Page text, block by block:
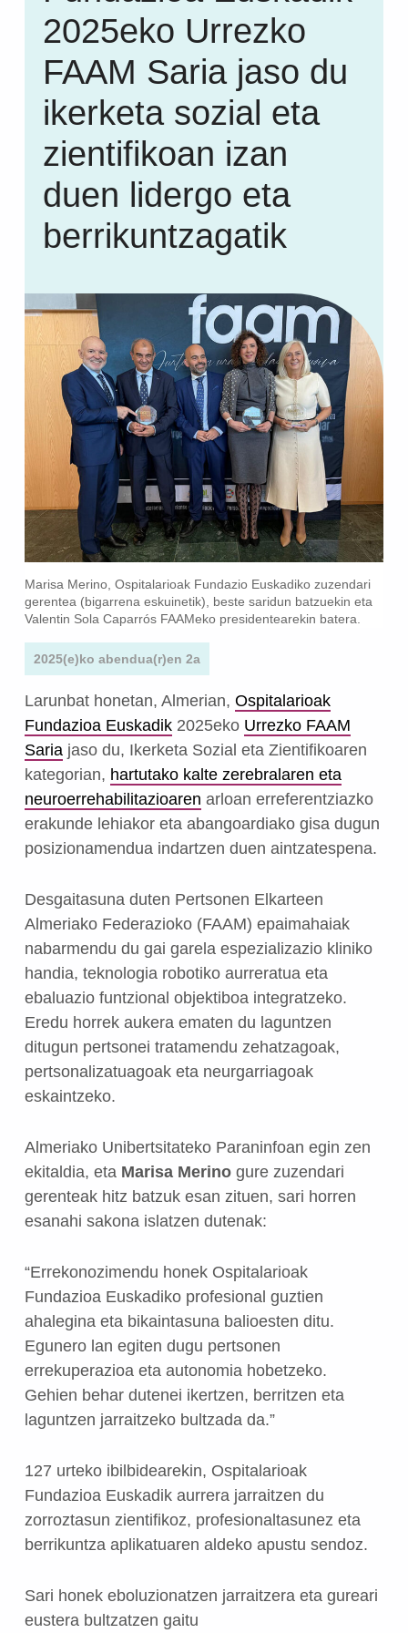
2025eko Urrezko
FAAM Saria jaso du
ikerketa sozial eta
zientifikoan izan
duen lidergo eta
berrikuntzagatik
Marisa Merino, Ospitalarioak Fundazio Euskadiko zuzendari
gerentea (bigarrena eskuinetik), beste saridun batzuekin eta
Valentin Sola Caparrós FAAMeko presidentearekin batera.
2025(e)ko abendua(r)en 2a
Larunbat honetan, Almerian, Ospitalarioak
Fundazioa Euskadik2025eko Urrezko FAAM
Sariajaso du, Ikerketa Sozial eta Zientifikoaren
kategorian, hartutako kalte zerebralaren eta
neuroerrehabilitazioaren arloan erreferentziazko
erakunde lehiakor eta abangoardiako gisa dugun
posizionamendua indartzen duen aintzatespena.
Desgaitasuna duten Pertsonen Elkarteen
Almeriako Federazioko (FAAM) epaimahaiak
nabarmendu du gai garela espezializazio kliniko
handia, teknologia robotiko aurreratua eta
ebaluazio funtzional objektiboa integratzeko.
Eredu horrek aukera ematen du laguntzen
ditugun pertsonei tratamendu zehatzagoak,
pertsonalizatuagoak eta neurgarriagoak
eskaintzeko.
Almeriako Unibertsitateko Paraninfoan egin zen
ekitaldia, eta Marisa Merinogure zuzendari
gerenteak hitz batzuk esan zituen, sari horren
esanahi sakona islatzen dutenak:
“Errekonozimendu honek Ospitalarioak
Fundazioa Euskadiko profesional guztien
ahalegina eta bikaintasuna balioesten ditu.
Egunero lan egiten dugu pertsonen
errekuperazioa eta autonomia hobetzeko.
Gehien behar dutenei ikertzen, berritzen eta
laguntzen jarraitzeko bultzada da.”
127 urteko ibilbidearekin, Ospitalarioak
Fundazioa Euskadik aurrera jarraitzen du
zorroztasun zientifikoz, profesionaltasunez eta
berrikuntza aplikatuaren aldeko apustu sendoz.
Sari honek eboluzionatzen jarraitzera eta gureari
eustera bultzatzen gaitu